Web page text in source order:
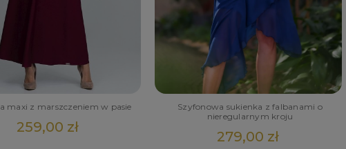
maxi z marszczeniem w pasie
259,00 zł
Szyfonowa sukienka z falbanami o
nieregularnym kroju
279,00 zł